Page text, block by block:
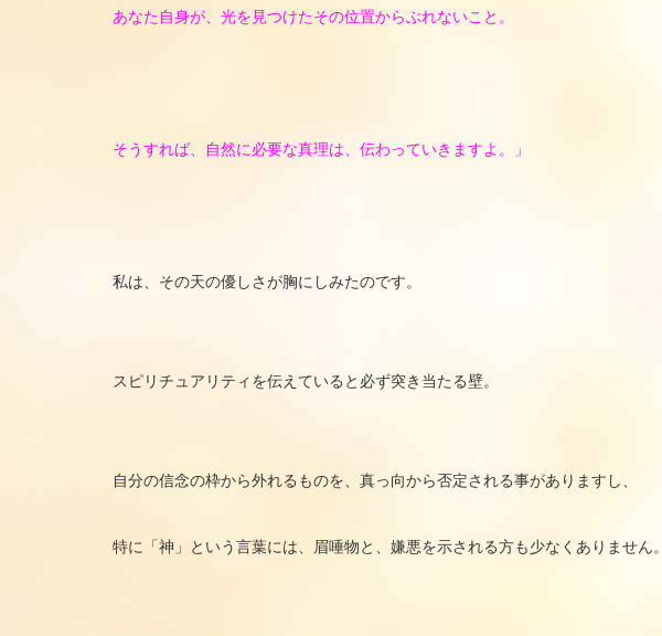
あなた自身が、光を見つけたその位置からぶれないこと。
そうすれば、自然に必要な真理は、伝わっていきますよ。」
私は、その天の優しさが胸にしみたのです。
スピリチュアリティを伝えていると必ず突き当たる壁。
自分の信念の枠から外れるものを、真っ向から否定される事がありますし、
特に「神」という言葉には、眉唾物と、嫌悪を示される方も少なくありません。